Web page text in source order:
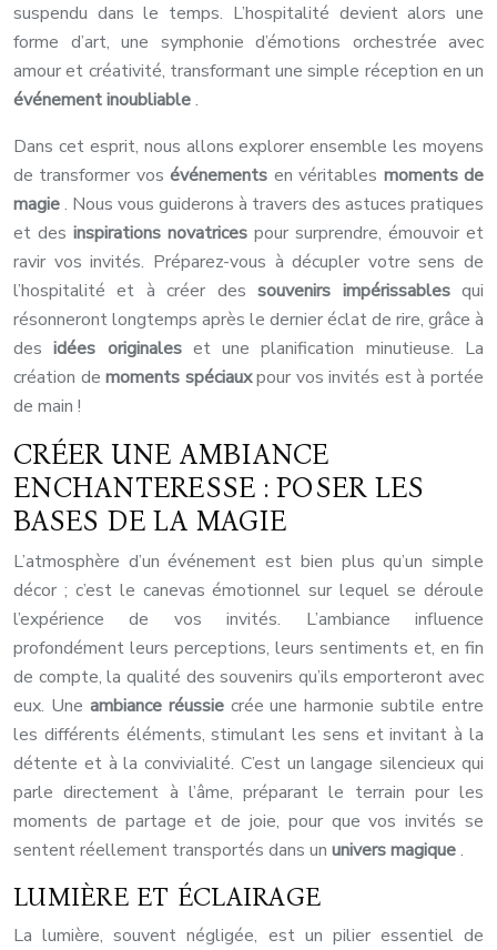
suspendu dans le temps. L’hospitalité devient alors une
forme d’art, une symphonie d’émotions orchestrée avec
amour et créativité, transformant une simple réception en un
événement inoubliable.
Dans cet esprit, nous allons explorer ensemble les moyens
de transformer vosévénements en véritables moments de
magie. Nous vous guiderons à travers des astuces pratiques
et des inspirations novatrices pour surprendre, émouvoir et
ravir vos invités. Préparez-vous à décupler votre sens de
l’hospitalité et à créer dessouvenirs impérissablesqui
résonneront longtemps après le dernier éclat de rire, grâce à
desidées originales et une planification minutieuse. La
création demoments spéciauxpour vos invités est à portée
de main !
CRÉER UNE AMBIANCE
ENCHANTERESSE : POSER LES
BASES DE LA MAGIE
L’atmosphère d’un événement est bien plus qu’un simple
décor ; c’est le canevas émotionnel sur lequel se déroule
l’expérience de vos invités. L’ambiance influence
profondément leurs perceptions, leurs sentiments et, en fin
de compte, la qualité des souvenirs qu’ils emporteront avec
eux. Une ambiance réussie crée une harmonie subtile entre
les différents éléments, stimulant les sens et invitant à la
détente et à la convivialité. C’est un langage silencieux qui
parle directement à l’âme, préparant le terrain pour les
moments de partage et de joie, pour que vos invités se
sentent réellement transportés dans un univers magique.
LUMIÈRE ET ÉCLAIRAGE
La lumière, souvent négligée, est un pilier essentiel de